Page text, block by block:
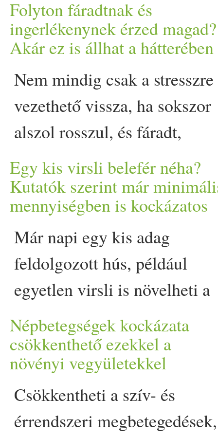
kutatásból appeared first on
csökkentsd acukorbeteg
zöldségfélék típusától
cukorbeteg ség,… The
stabilizálni a
Prove.hu.
Folyton fáradtnak és
ingerlékenynek érzed magad?
Akár ez is állhat a hátterében
Nem mindig csak a stresszre
vezethető vissza, ha sokszor
alszol rosszul, és fáradt,
ingerlékeny vagy. A
gyakran magnéziumhiány
Mutatjuk, milyen
forrásokból pótolhatod! Az
anyagcsere-folyamatok
mintegy 80 százalékában
szerepet játszik a
a vizsgálatok alapján
rengetegen szenvednek
belőle. Az amerikaiak
körülbelül 45 százalékának
Egy kis virsli belefér néha?
Kutatók szerint már
mennyiségben is kockázatos
Már napi egy kis adag
feldolgozott hús, például
egyetlen virsli is növelheti a
rák, a szívbetegség és a 2-es
típusúcukorbetegség
kockázatát - derül ki egy
metaanalízisből. Az
Egészségügyi Világszervezet
Népbetegségek kockázata
csökkenthető ezekkel a
növényi vegyületekkel
Csökkentheti a szív- és
érrendszeri megbetegedések,